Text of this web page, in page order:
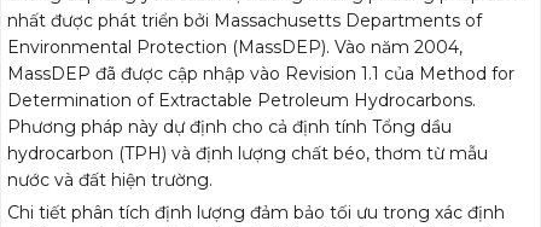
nhất được phát triển bởi Massachusetts Departments of
Environmental Protection (MassDEP). Vào năm 2004,
MassDEP đã được cập nhập vào Revision 1.1 của Method for
Determination of Extractable Petroleum Hydrocarbons.
Phương pháp này dự định cho cả định tính Tổng dầu
hydrocarbon (TPH) và định lượng chất béo, thơm từ mẫu
nước và đất hiện trường.
Chi tiết phân tích định lượng đảm bảo tối ưu trong xác định